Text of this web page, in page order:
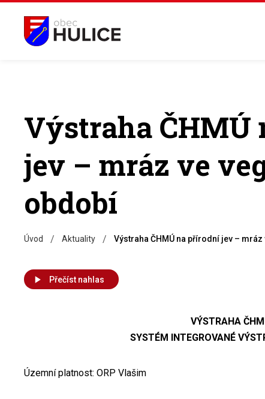
Výstraha
jev – mráz ve
období
Úvod / Aktuality / Výstraha ČHMÚ na přírodní jev –
Přečíst nahlas
VÝSTRAHA
SYSTÉM INTEGROVANÉ
Územní platnost: ORP Vlašim